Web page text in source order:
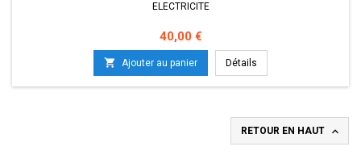
ELECTRICITE
Prix
40,00 €
 Ajouter au panier Détails
RETOUR EN HAUT 